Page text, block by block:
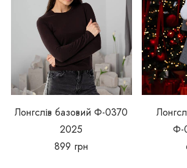
Лонгслів базовий Ф-0370
2025
899 грн
Ф-